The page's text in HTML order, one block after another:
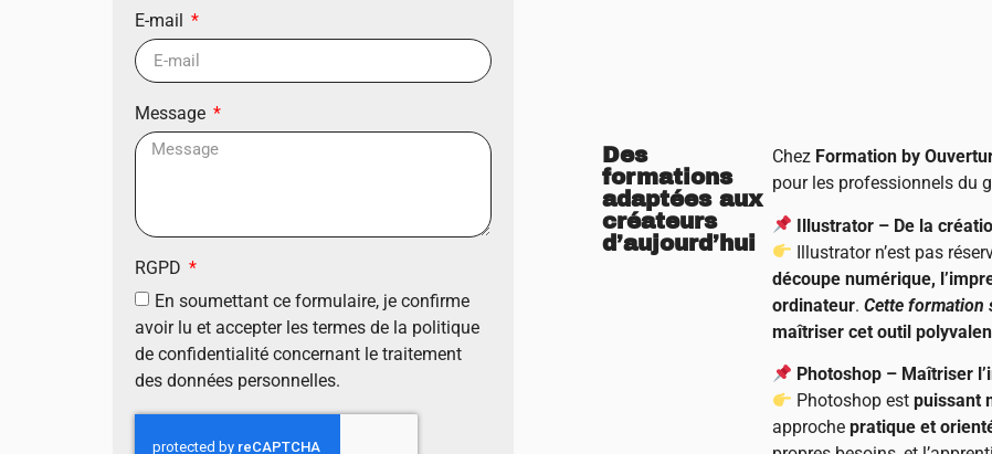
E-mail
Message
RGPD
En soumettant ce formulaire, je confirme
avoir lu et accepter les termes de la politique
de confidentialité concernant le traitement
des données personnelles.
Des
formations
adaptées aux
créateurs
d’aujourd’hui
Chez Formation by
pour les professionnels du
Illustrator – De la
Illustrator n’est pas
découpe numérique,
ordinateur.Cette formation
maîtriser cet outil
Photoshop – Maîtriser
Photoshop estpuissant
approchepratique et